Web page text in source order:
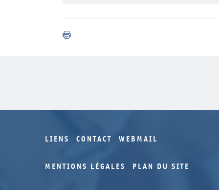
LIENS CONTACT WEBMAIL
MENTIONS LÉGALES PLAN DU SITE